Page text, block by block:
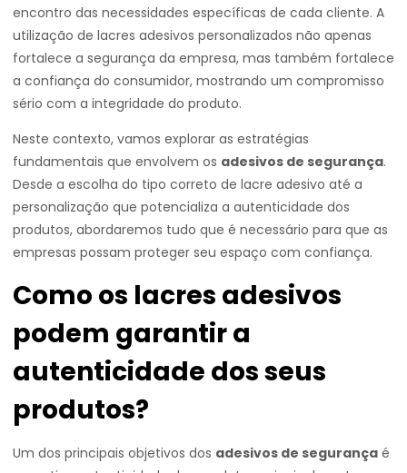
encontro das necessidades específicas de cada cliente. A
utilização de lacres adesivos personalizados não apenas
fortalece a segurança da empresa, mas também fortalece
a confiança do consumidor, mostrando um compromisso
sério com a integridade do produto.
Neste contexto, vamos explorar as estratégias
fundamentais que envolvem os adesivos de segurança.
Desde a escolha do tipo correto de lacre adesivo até a
personalização que potencializa a autenticidade dos
produtos, abordaremos tudo que é necessário para que as
empresas possam proteger seu espaço com confiança.
Como os lacres adesivos
podem garantir a
autenticidade dos seus
produtos?
Um dos principais objetivos dos adesivos de segurança é